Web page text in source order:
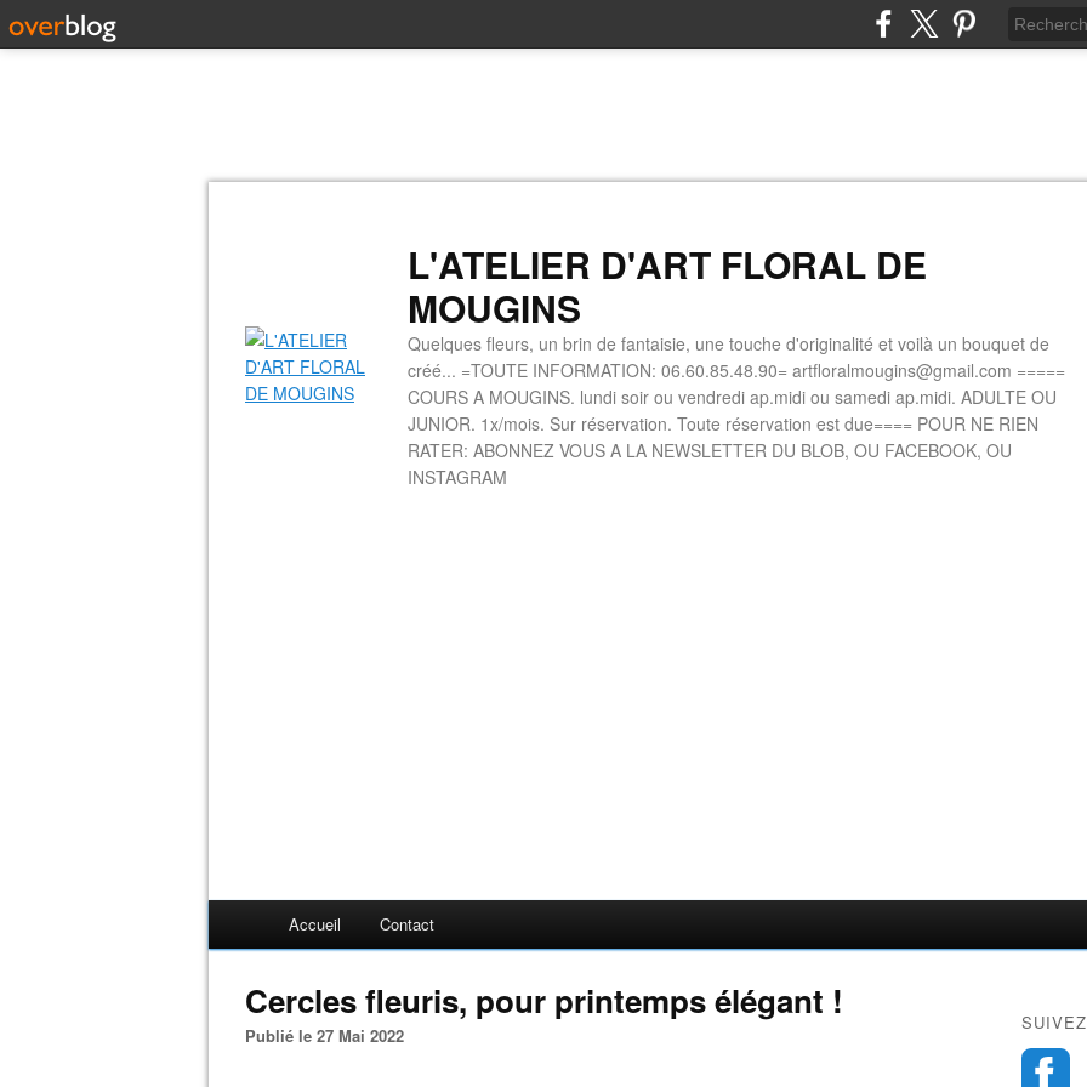
L'ATELIER D'ART FLORAL DE
MOUGINS
Quelques fleurs, un brin de fantaisie, une touche d'originalité et voilà un bouquet de
créé... =TOUTE INFORMATION: 06.60.85.48.90= artfloralmougins@gmail.com =====
COURS A MOUGINS. lundi soir ou vendredi ap.midi ou samedi ap.midi. ADULTE OU
JUNIOR. 1x/mois. Sur réservation. Toute réservation est due==== POUR NE RIEN
RATER: ABONNEZ VOUS A LA NEWSLETTER DU BLOB, OU FACEBOOK, OU
INSTAGRAM
Accueil Contact
Cercles fleuris, pour printemps élégant !
Publié le 27 Mai 2022